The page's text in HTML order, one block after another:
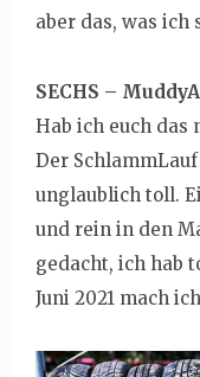
aber das, was
SECHS –
Hab ich euch das
Der
unglaublich toll.
und rein in den
gedacht, ich hab
Juni 2021 mach